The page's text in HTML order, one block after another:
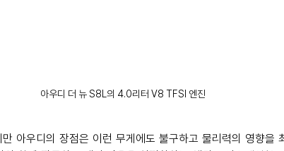
아우디 더 뉴 S8L의 4.0리터 V8 TFSI 엔진
아우디의 장점은 이런 무게에도 불구하고 물리력의 영향을